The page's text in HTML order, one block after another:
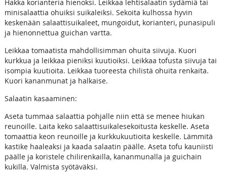
Hakka korianteria hienoksi. Leikkaa lehtisalaatin sydämiä tai
minisalaattia ohuiksi suikaleiksi. Sekoita kulhossa hyvin
keskenään salaattisuikaleet, mungoidut, korianteri, punasipuli
ja hienonnettua guichan vartta.
Leikkaa tomaatista mahdollisimman ohuita siivuja. Kuori
kurkkua ja leikkaa pieniksi kuutioiksi. Leikkaa tofusta siivuja tai
isompia kuutioita. Leikkaa tuoreesta chilistä ohuita renkaita.
Kuori kananmunat ja halkaise.
Salaatin kasaaminen:
Aseta tummaa salaattia pohjalle niin että se menee hiukan
reunoille. Laita keko salaattisuikalesekoitusta keskelle. Aseta
tomaattia keon reunoille ja kurkkukuutioita keskelle. Lämmitä
kastike haaleaksi ja kaada salaatin päälle. Aseta tofu kauniisti
päälle ja koristele chilirenkailla, kananmunalla ja guichain
kukilla. Valmista syötäväksi.